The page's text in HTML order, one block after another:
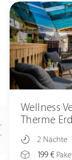
Wellness
Therme
2 Nächte
199 €